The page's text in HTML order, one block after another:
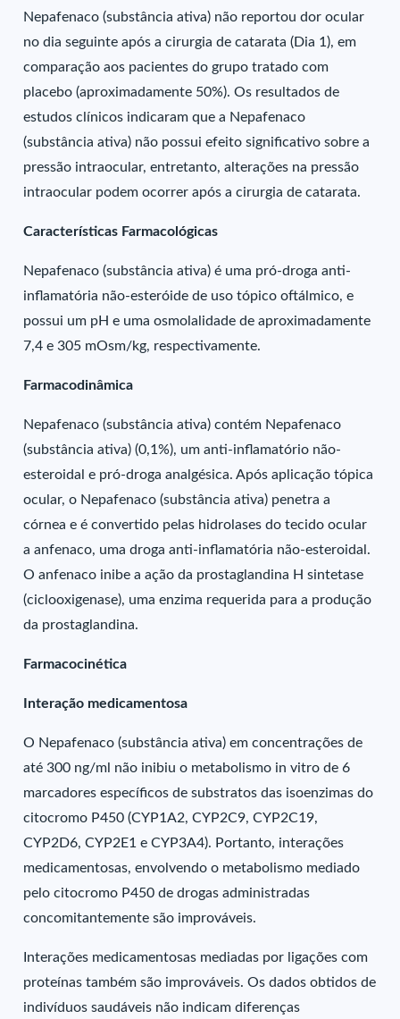
Nepafenaco (substância ativa) não reportou dor ocular
no dia seguinte após a cirurgia de catarata (Dia 1), em
comparação aos pacientes do grupo tratado com
placebo (aproximadamente 50%). Os resultados de
estudos clínicos indicaram que a Nepafenaco
(substância ativa) não possui efeito significativo sobre a
pressão intraocular, entretanto, alterações na pressão
intraocular podem ocorrer após a cirurgia de catarata.
Características Farmacológicas
Nepafenaco (substância ativa) é uma pró-droga anti-
inflamatória não-esteróide de uso tópico oftálmico, e
possui um pH e uma osmolalidade de aproximadamente
7,4 e 305 mOsm/kg, respectivamente.
Farmacodinâmica
Nepafenaco (substância ativa) contém Nepafenaco
(substância ativa) (0,1%), um anti-inflamatório não-
esteroidal e pró-droga analgésica. Após aplicação tópica
ocular, o Nepafenaco (substância ativa) penetra a
córnea e é convertido pelas hidrolases do tecido ocular
a anfenaco, uma droga anti-inflamatória não-esteroidal.
O anfenaco inibe a ação da prostaglandina H sintetase
(ciclooxigenase), uma enzima requerida para a produção
da prostaglandina.
Farmacocinética
Interação medicamentosa
O Nepafenaco (substância ativa) em concentrações de
até 300 ng/ml não inibiu o metabolismo in vitro de 6
marcadores específicos de substratos das isoenzimas do
citocromo P450 (CYP1A2, CYP2C9, CYP2C19,
CYP2D6, CYP2E1 e CYP3A4). Portanto, interações
medicamentosas, envolvendo o metabolismo mediado
pelo citocromo P450 de drogas administradas
concomitantemente são improváveis.
Interações medicamentosas mediadas por ligações com
proteínas também são improváveis. Os dados obtidos de
indivíduos saudáveis não indicam diferenças